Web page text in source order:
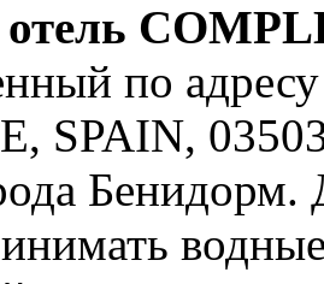
отель
по
SPAIN,
водные